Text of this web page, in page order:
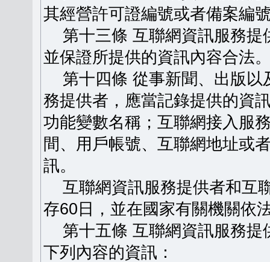
其經營許可證編號或者備案編
第十三條 互聯網資訊服務提
並保證所提供的資訊內容合法
第十四條 從事新聞、出版以
務提供者，應當記錄提供的資
功能變數名稱；互聯網接入服
間、用戶帳號、互聯網地址或
訊。
互聯網資訊服務提供者和互
存60日，並在國家有關機關依
第十五條 互聯網資訊服務提
下列內容的資訊：